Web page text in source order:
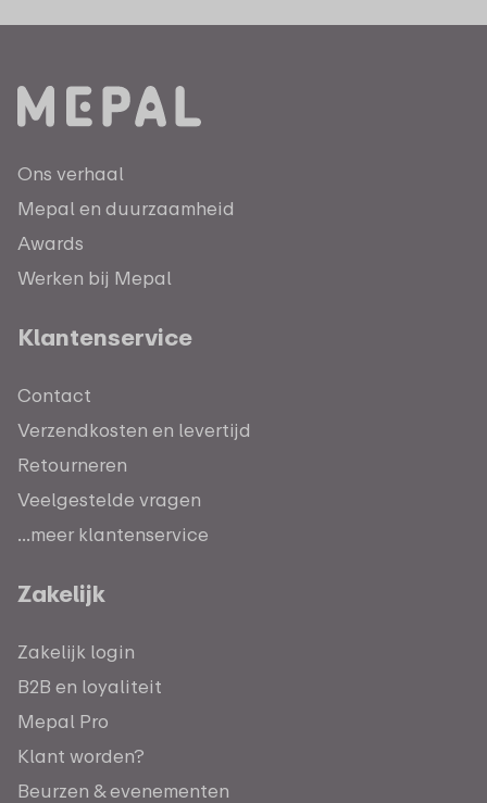
Ons verhaal
Mepal en duurzaamheid
Awards
Werken bij Mepal
Klantenservice
Contact
Verzendkosten en levertijd
Retourneren
Veelgestelde vragen
...meer klantenservice
Zakelijk
Zakelijk login
B2B en loyaliteit
Mepal Pro
Klant worden?
Beurzen & evenementen